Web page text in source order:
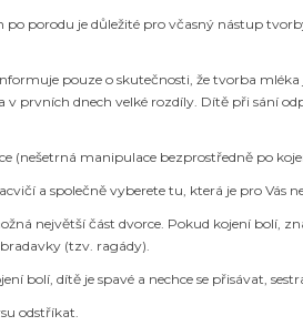
porodu je důležité pro včasný nástup
pouze o skutečnosti, že tvorba
dnech velké rozdíly. Dítě při sání
(nešetrná manipulace bezprostředně po
a společně vyberete tu, která je pro Vás
největší část dvorce. Pokud kojení bolí,
(tzv. ragády).
bolí, dítě je spavé a nechce se přisávat,
odstříkat.